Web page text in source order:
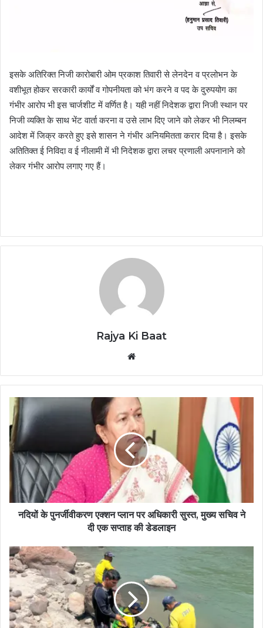
इसके अतिरिक्त निजी कारोबारी ओम प्रकाश तिवारी से लेनदेन व प्रलोभन के
वशीभूत होकर सरकारी कार्यों व गोपनीयता को भंग करने व पद के दुरुपयोग का
गंभीर आरोप भी इस चार्जशीट में वर्णित है। यही नहीं निदेशक द्वारा निजी स्थान पर
निजी व्यक्ति के साथ भेंट वार्ता करना व उसे लाभ दिए जाने को लेकर भी निलम्बन
आदेश में जिक्र करते हुए इसे शासन ने गंभीर अनियमितता करार दिया है। इसके
अतितिक्त ई निविदा व ई नीलामी में भी निदेशक द्वारा लचर प्रणाली अपनानाने को
लेकर गंभीर आरोप लगाए गए हैं।
Rajya Ki Baat
नदियों के पुनर्जीवीकरण एक्शन प्लान पर अधिकारी सुस्त, मुख्य सचिव ने
दी एक सप्ताह की डेडलाइन